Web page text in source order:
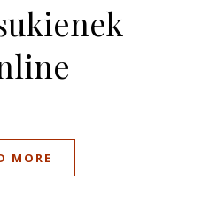
MORE